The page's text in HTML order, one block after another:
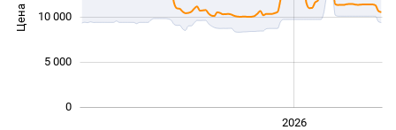
Цена 10 000
0
5 000
10 000
2026